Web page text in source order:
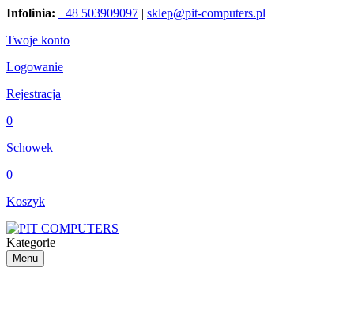
Infolinia: +48 503909097 | sklep@pit-computers.pl
Twoje konto
Logowanie
Rejestracja
0
Schowek
0
Koszyk
Kategorie
Menu